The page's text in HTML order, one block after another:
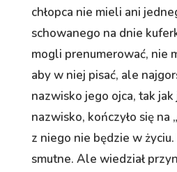
chłopca nie mieli ani
schowanego na dnie
mogli prenumerować, nie
aby w niej pisać, ale
nazwisko jego ojca, tak jak
nazwisko, kończyło się na
z niego nie będzie w życiu.
smutne. Ale wiedział